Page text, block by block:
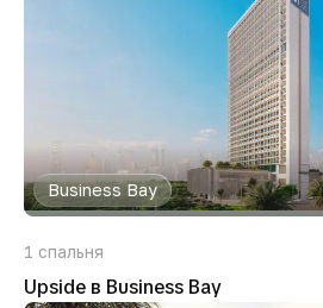
Business Bay
1 спальня
Upside в Business Bay